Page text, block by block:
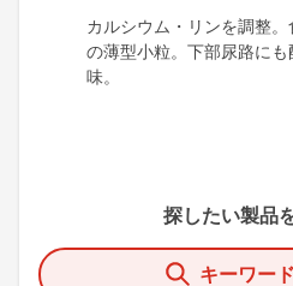
カルシウム・リンを調整
の薄型小粒。下部尿路にも
味。
探したい製品
キーワー